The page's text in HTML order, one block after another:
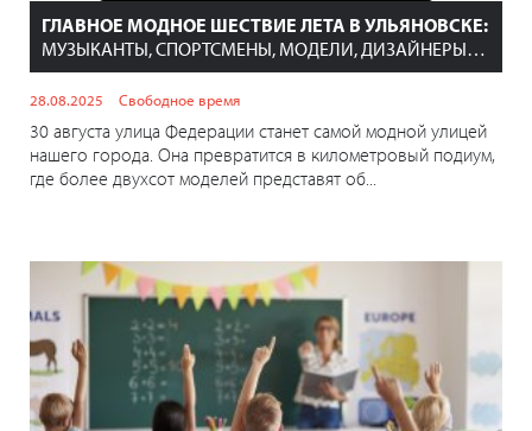
ГЛАВНОЕ МОДНОЕ ШЕСТВИЕ ЛЕТА В УЛЬЯНОВСКЕ:
МУЗЫКАНТЫ, СПОРТСМЕНЫ, МОДЕЛИ, ДИЗАЙНЕРЫ…
28.08.2025 Свободное время
30 августа улица Федерации станет самой модной улицей
нашего города. Она превратится в километровый подиум,
где более двухсот моделей представят об...